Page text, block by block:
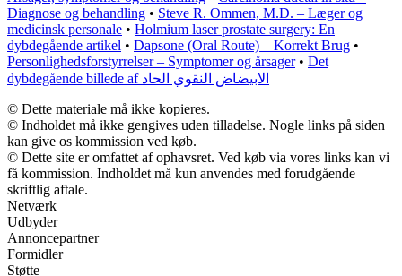
Diagnose og behandling • Steve R. Ommen, M.D. – Læger og
medicinsk personale • Holmium laser prostate surgery: En
dybdegående artikel • Dapsone (Oral Route) – Korrekt Brug •
Personlighedsforstyrrelser – Symptomer og årsager• Det
dybdegående billede af الابيضاض النقوي الحاد
© Dette materiale må ikke kopieres.
© Indholdet må ikke gengives uden tilladelse. Nogle links på siden
kan give os kommission ved køb.
© Dette site er omfattet af ophavsret. Ved køb via vores links kan vi
få kommission. Indholdet må kun anvendes med forudgående
skriftlig aftale.
Netværk
Udbyder
Annoncepartner
Formidler
Støtte